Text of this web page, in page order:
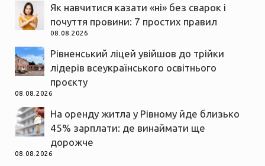
Як навчитися казати «ні» без сварок і
почуття провини: 7 простих правил
08.08.2026
Рівненський ліцей увійшов до трійки
лідерів всеукраїнського освітнього
проєкту
08.08.2026
На оренду житла у Рівному йде близько
45% зарплати: де винаймати ще
дорожче
08.08.2026